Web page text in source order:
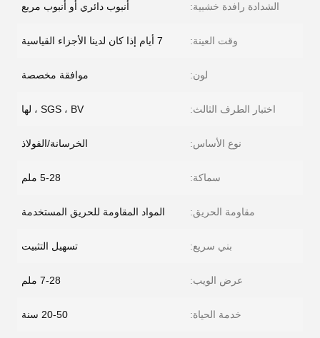
الشدادة رافدة خشبية: أنبوب دائري أو أنبوب مربع
وقت العينة: 7 أيام إذا كان لدينا الأجزاء القياسية
لون: موافقة مخصصة
اختبار الطرف الثالث: SGS ، BV ، لها
نوع الأساس: الخرسانة/الفولاذ
سماكة: 5-28 ملم
مقاومة الحريق: المواد المقاومة للحريق المستخدمة
بني سريع: تسهيل التثبيت
عرض الويب: 7-28 ملم
خدمة الحياة: 20-50 سنة